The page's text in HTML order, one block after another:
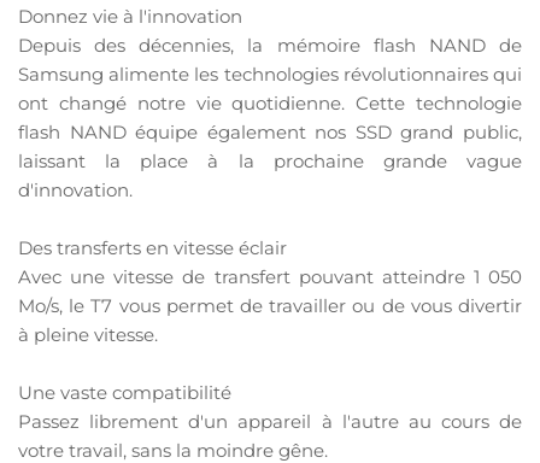
Donnez vie à l'innovation
Depuis des décennies, la mémoire flash NAND de
Samsung alimente les technologies révolutionnaires qui
ont changé notre vie quotidienne. Cette technologie
flash NAND équipe également nos SSD grand public,
laissant la place à la prochaine grande vague
d'innovation.
Des transferts en vitesse éclair
Avec une vitesse de transfert pouvant atteindre 1 050
Mo/s, le T7 vous permet de travailler ou de vous divertir
à pleine vitesse.
Une vaste compatibilité
Passez librement d'un appareil à l'autre au cours de
votre travail, sans la moindre gêne.